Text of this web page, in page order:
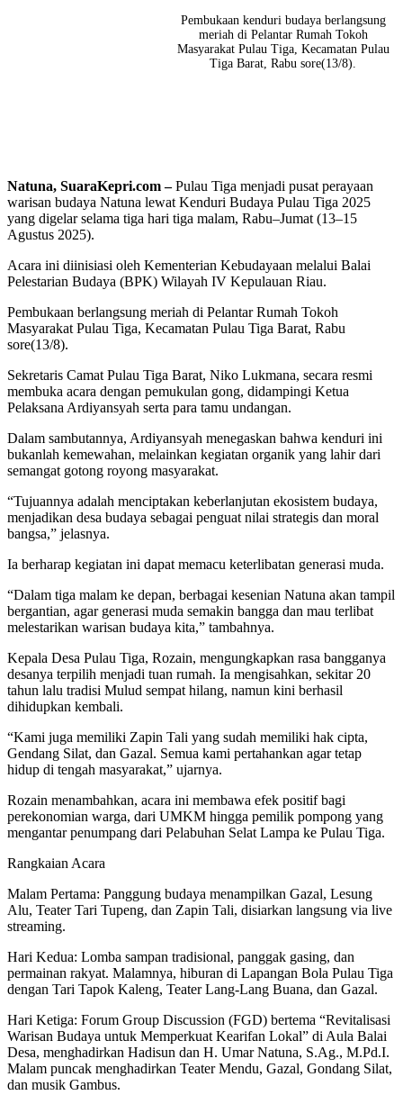
Pembukaan kenduri budaya berlangsung
meriah di Pelantar Rumah Tokoh
Masyarakat Pulau Tiga, Kecamatan Pulau
Tiga Barat, Rabu sore(13/8).
Natuna, SuaraKepri.com –Pulau Tiga menjadi pusat perayaan
warisan budaya Natuna lewat Kenduri Budaya Pulau Tiga 2025
yang digelar selama tiga hari tiga malam, Rabu–Jumat (13–15
Agustus 2025).
Acara ini diinisiasi oleh Kementerian Kebudayaan melalui Balai
Pelestarian Budaya (BPK) Wilayah IV Kepulauan Riau.
Pembukaan berlangsung meriah di Pelantar Rumah Tokoh
Masyarakat Pulau Tiga, Kecamatan Pulau Tiga Barat, Rabu
sore(13/8).
Sekretaris Camat Pulau Tiga Barat, Niko Lukmana, secara resmi
membuka acara dengan pemukulan gong, didampingi Ketua
Pelaksana Ardiyansyah serta para tamu undangan.
Dalam sambutannya, Ardiyansyah menegaskan bahwa kenduri ini
bukanlah kemewahan, melainkan kegiatan organik yang lahir dari
semangat gotong royong masyarakat.
“Tujuannya adalah menciptakan keberlanjutan ekosistem budaya,
menjadikan desa budaya sebagai penguat nilai strategis dan moral
bangsa,” jelasnya.
Ia berharap kegiatan ini dapat memacu keterlibatan generasi muda.
“Dalam tiga malam ke depan, berbagai kesenian Natuna akan tampil
bergantian, agar generasi muda semakin bangga dan mau terlibat
melestarikan warisan budaya kita,” tambahnya.
Kepala Desa Pulau Tiga, Rozain, mengungkapkan rasa bangganya
desanya terpilih menjadi tuan rumah. Ia mengisahkan, sekitar 20
tahun lalu tradisi Mulud sempat hilang, namun kini berhasil
dihidupkan kembali.
“Kami juga memiliki Zapin Tali yang sudah memiliki hak cipta,
Gendang Silat, dan Gazal. Semua kami pertahankan agar tetap
hidup di tengah masyarakat,” ujarnya.
Rozain menambahkan, acara ini membawa efek positif bagi
perekonomian warga, dari UMKM hingga pemilik pompong yang
mengantar penumpang dari Pelabuhan Selat Lampa ke Pulau Tiga.
Rangkaian Acara
Malam Pertama: Panggung budaya menampilkan Gazal, Lesung
Alu, Teater Tari Tupeng, dan Zapin Tali, disiarkan langsung via live
streaming.
Hari Kedua: Lomba sampan tradisional, panggak gasing, dan
permainan rakyat. Malamnya, hiburan di Lapangan Bola Pulau Tiga
dengan Tari Tapok Kaleng, Teater Lang-Lang Buana, dan Gazal.
Hari Ketiga: Forum Group Discussion (FGD) bertema “Revitalisasi
Warisan Budaya untuk Memperkuat Kearifan Lokal” di Aula Balai
Desa, menghadirkan Hadisun dan H. Umar Natuna, S.Ag., M.Pd.I.
Malam puncak menghadirkan Teater Mendu, Gazal, Gondang Silat,
dan musik Gambus.